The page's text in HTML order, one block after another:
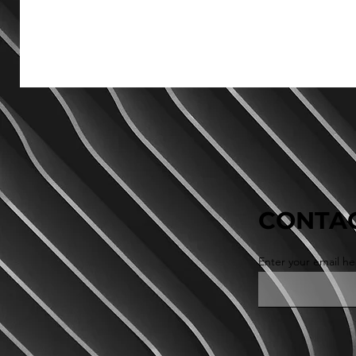
Enter your email